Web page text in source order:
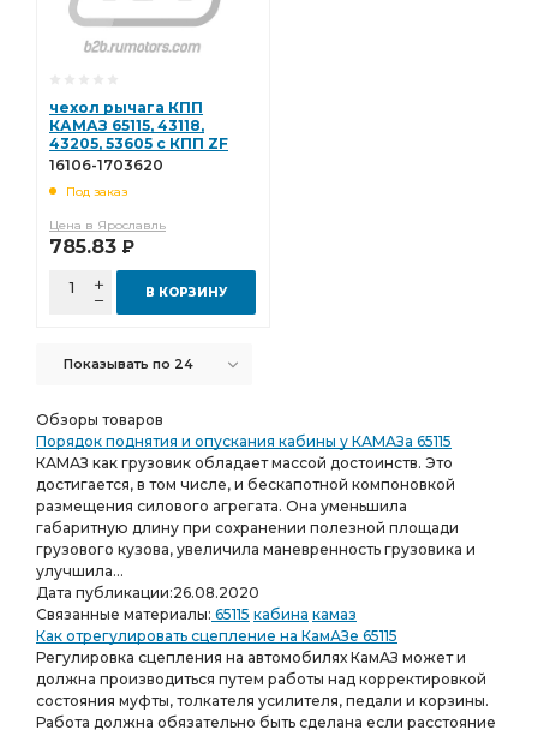
чехол рычага КПП
КАМАЗ 65115, 43118,
43205, 53605 с КПП ZF
9S1310 16106-1703620
16106-1703620
Под заказ
Цена в Ярославль
785.83 Р
В КОРЗИНУ
Показывать по 24
Обзоры товаров
Порядок поднятия и опускания кабины у КАМАЗа 65115
КАМАЗ как грузовик обладает массой достоинств. Это
достигается, в том числе, и бескапотной компоновкой
размещения силового агрегата. Она уменьшила
габаритную длину при сохранении полезной площади
грузового кузова, увеличила маневренность грузовика и
улучшила...
Дата публикации:26.08.2020
Связанные материалы: 65115 кабина камаз
Как отрегулировать сцепление на КамАЗе 65115
Регулировка сцепления на автомобилях КамАЗ может и
должна производиться путем работы над корректировкой
состояния муфты, толкателя усилителя, педали и корзины.
Работа должна обязательно быть сделана если расстояние